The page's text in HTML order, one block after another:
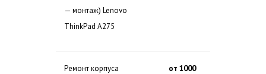
— монтаж) Lenovo
ThinkPad A275
Ремонт корпуса
от 1000